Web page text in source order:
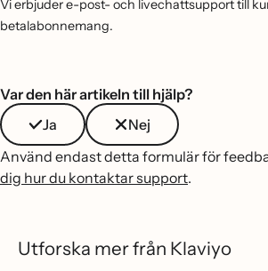
Vi erbjuder e-post- och livechattsupport till
betalabonnemang.
Var den här artikeln till hjälp?
Ja
Nej
Använd endast detta formulär för
dig hur du kontaktar support.
Utforska mer från Klaviyo